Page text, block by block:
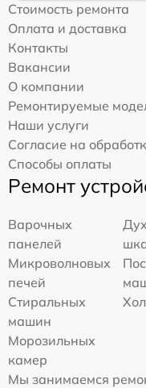
Стоимость ремонта
Оплата и доставка
Контакты
Вакансии
О компании
Ремонтируемые
Наши услуги
Согласие на
Способы оплаты
Ремонт
Варочных
панелей
Микроволновых
печей
Стиральных
машин
Морозильных
камер
Мы занимаемся